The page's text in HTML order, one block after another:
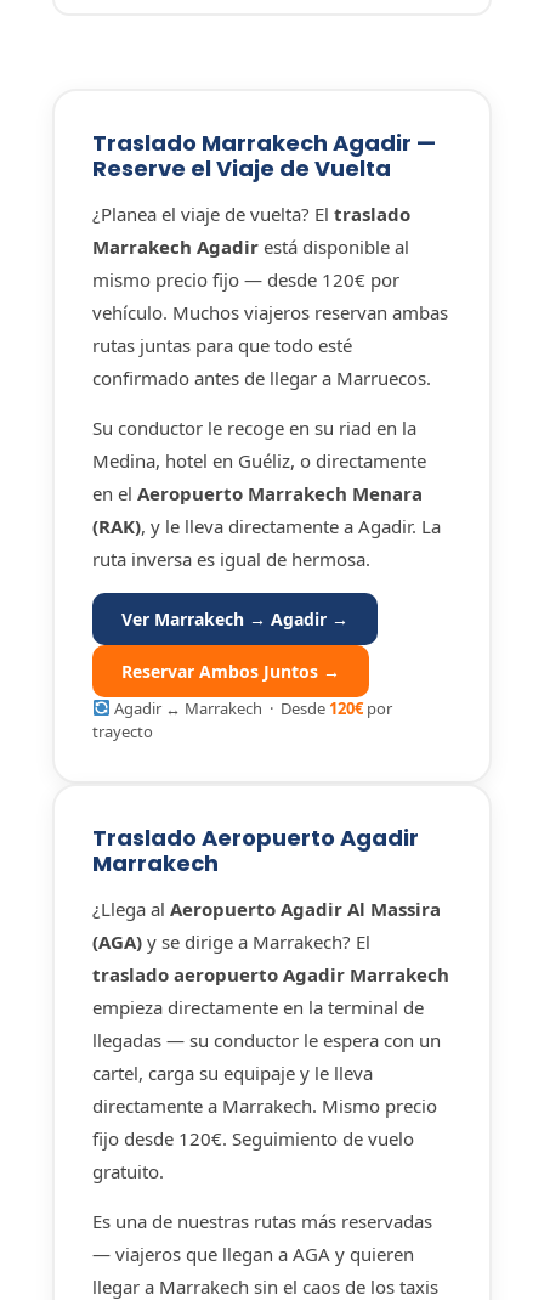
Traslado Marrakech Agadir —
Reserve el Viaje de Vuelta
¿Planea el viaje de vuelta? Eltraslado
Marrakech Agadir está disponible al
mismo precio fijo — desde 120€ por
vehículo. Muchos viajeros reservan ambas
rutas juntas para que todo esté
confirmado antes de llegar a Marruecos.
Su conductor le recoge en su riad en la
Medina, hotel en Guéliz, o directamente
en elAeropuerto Marrakech Menara
(RAK), y le lleva directamente a Agadir. La
ruta inversa es igual de hermosa.
Ver Marrakech → Agadir →
Reservar Ambos Juntos →
Agadir ↔ Marrakech · Desde 120€por
trayecto
Traslado Aeropuerto Agadir
Marrakech
¿Llega alAeropuerto Agadir Al Massira
(AGA) y se dirige a Marrakech? El
traslado aeropuerto Agadir Marrakech
empieza directamente en la terminal de
llegadas — su conductor le espera con un
cartel, carga su equipaje y le lleva
directamente a Marrakech. Mismo precio
fijo desde 120€. Seguimiento de vuelo
gratuito.
Es una de nuestras rutas más reservadas
— viajeros que llegan a AGA y quieren
llegar a Marrakech sin el caos de los taxis